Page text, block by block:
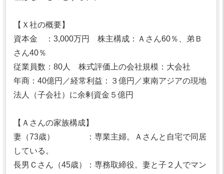
【Ｘ社の概要】
資本金 ：3,000万円 株主構成：Ａさん60％、弟Ｂ
さん40％
従業員数：80人 株式評価上の会社規模：大会社
年商：40億円／経常利益：３億円／東南アジアの現地
法人（子会社）に余剰資金５億円
【Ａさんの家族構成】
妻（73歳） ：専業主婦。Ａさんと自宅で同居
している。
長男Ｃさん（45歳）：専務取締役。妻と子２人でマン